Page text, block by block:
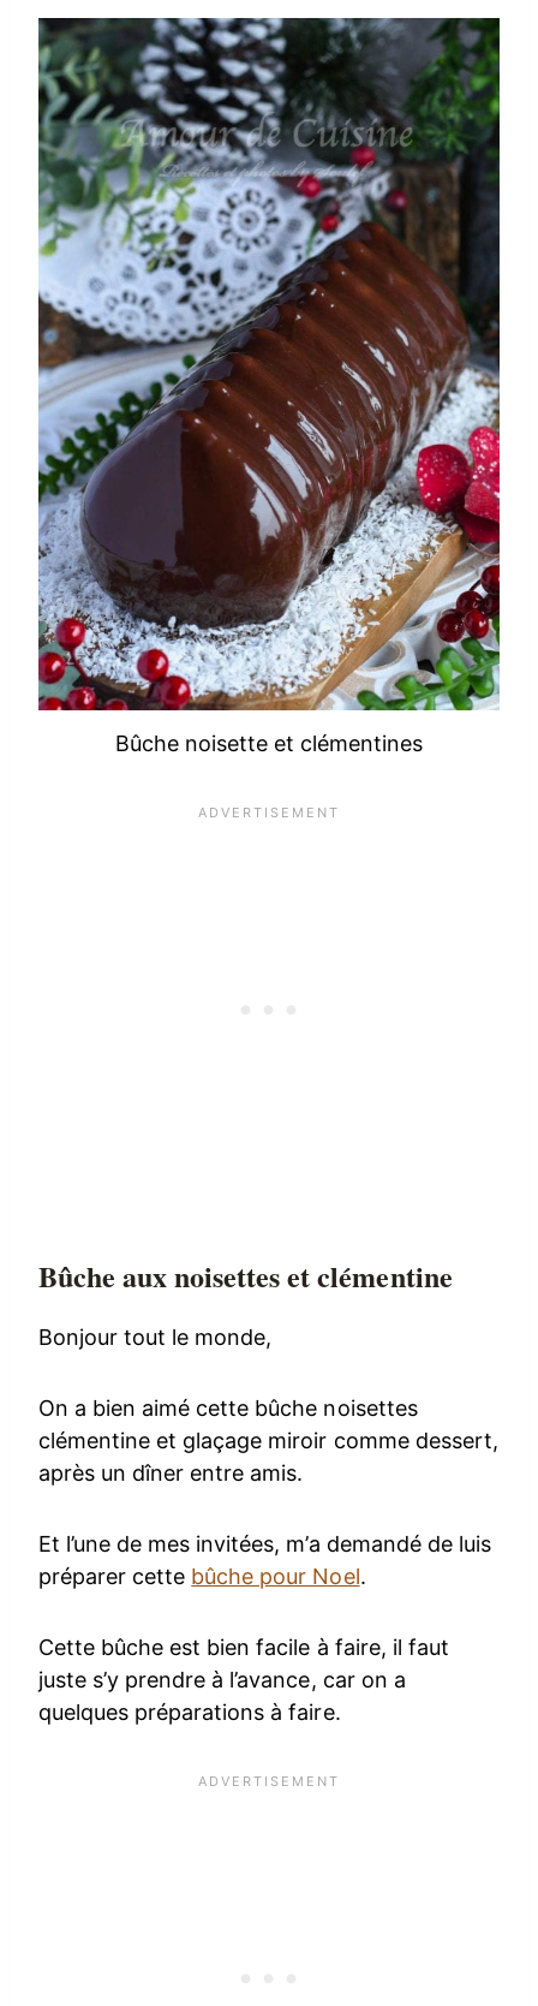
Bûche noisette et clémentines
Bûche aux noisettes et clémentine
Bonjour tout le monde,
On a bien aimé cette bûche noisettes
clémentine et glaçage miroir comme dessert,
après un dîner entre amis.
Et l’une de mes invitées, m’a demandé de luis
préparer cette bûche pour Noel.
Cette bûche est bien facile à faire, il faut
juste s’y prendre à l’avance, car on a
quelques préparations à faire.